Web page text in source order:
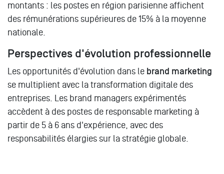
montants : les postes en région parisienne affichent
des rémunérations supérieures de 15% à la moyenne
nationale.
Perspectives d'évolution professionnelle
Les opportunités d'évolution dans le brand marketing
se multiplient avec la transformation digitale des
entreprises. Les brand managers expérimentés
accèdent à des postes de responsable marketing à
partir de 5 à 6 ans d'expérience, avec des
responsabilités élargies sur la stratégie globale.